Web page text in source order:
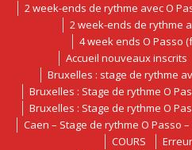
2 week-ends de rythme avec O
2 week-ends de rythme
4 week ends O Passo
Accueil nouveaux inscrits
Bruxelles : stage de rythme
Bruxelles : Stage de rythme O
Bruxelles : Stage de rythme O
Caen – Stage de rythme O Passo –
COURS